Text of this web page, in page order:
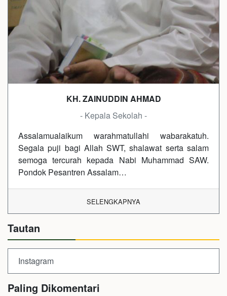
KH. ZAINUDDIN AHMAD
- Kepala Sekolah -
Assalamualaikum warahmatullahi wabarakatuh.
Segala puji bagi Allah SWT, shalawat serta salam
semoga tercurah kepada Nabi Muhammad SAW.
Pondok Pesantren Assalam…
SELENGKAPNYA
Tautan
Instagram
Paling Dikomentari